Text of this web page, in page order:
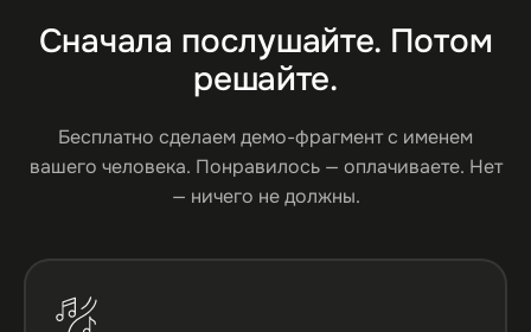
Сначала послушайте. Потом
решайте.
Бесплатно сделаем демо-фрагмент с именем
вашего человека. Понравилось — оплачиваете. Нет
— ничего не должны.